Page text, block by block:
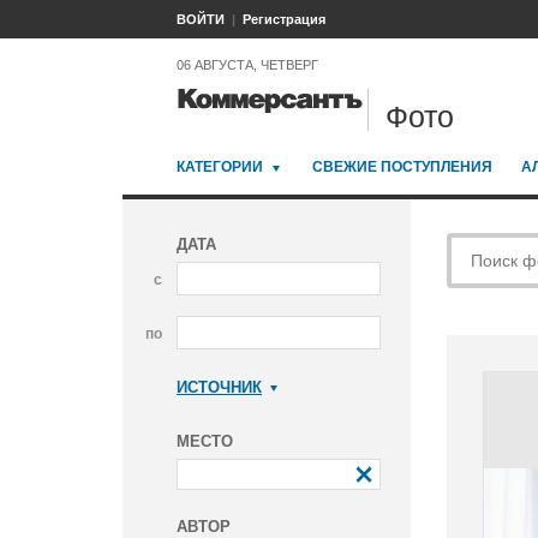
ВОЙТИ Регистрация
06 АВГУСТА, ЧЕТВЕРГ
Фото
КАТЕГОРИИ СВЕЖИЕ ПОСТУПЛЕНИЯ
ДАТА
с
по
ИСТОЧНИК
МЕСТО
АВТОР